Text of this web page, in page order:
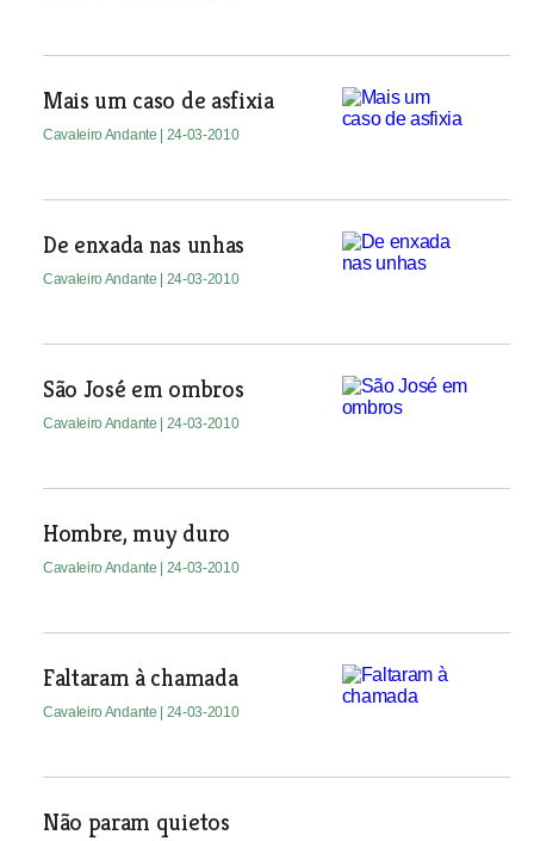
Mais um caso de asfixia
Cavaleiro Andante | 24-03-2010
De enxada nas unhas
Cavaleiro Andante | 24-03-2010
São José em ombros
Cavaleiro Andante | 24-03-2010
Hombre, muy duro
Cavaleiro Andante | 24-03-2010
Faltaram à chamada
Cavaleiro Andante | 24-03-2010
Não param quietos